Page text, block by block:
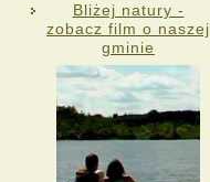
Bliżej natury -
zobacz film o naszej
gminie